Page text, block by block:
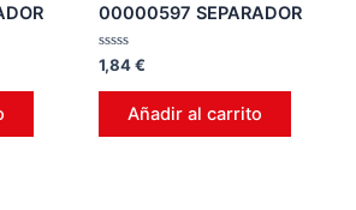
00000597 SEPARADOR
Valorado
en
0
1,84€
Añadir al carrito